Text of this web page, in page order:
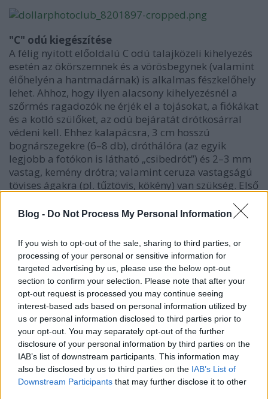
Blog - Do Not Process My Personal Information
If you wish to opt-out of the sale, sharing to third parties, or
processing of your personal or sensitive information for
targeted advertising by us, please use the below opt-out
section to confirm your selection. Please note that after your
opt-out request is processed you may continue seeing
interest-based ads based on personal information utilized by
us or personal information disclosed to third parties prior to
your opt-out. You may separately opt-out of the further
disclosure of your personal information by third parties on the
IAB’s list of downstream participants. This information may
also be disclosed by us to third parties on the IAB’s List of
Downstream Participants that may further disclose it to other
"C" odú kiegészítése
A félig nyitott előoldalú C odú talajközeli kihelyezés
esetén az ökörszemnek és a vörösbegynek (valamint
élőhelyén a hantmadárnak) is alkalmas fészkelőhely
lehet. Ahhoz, hogy ilyen alacsony kihelyezésnél a
szőrmés ragadozók ne érjék el a tojásokat, a fiókákat
és a kotló szülőket, az odú bejáratát drótkosárral
védeni kell. Ehhez kalapácsra, 3 cm hosszú
bognárszegekre (6–8 db), dróthálóra (az egyik
legjobb a fotókon is látható „csibedrót”) és 2–3 mm
vastag, kemény drótra; valamint ceruza vastagságú
tövises ágakra (pl. tűztövis, kökény) van szükség. Első
alakú, zárt keretet. Ezután ezt hajtsuk meg U
oldallapjára fektetjük, a keret a röpnyílás elé
nyúljon ki. Második lépésben a meghajlított
drótvázat az elejével lefelé fektessük a dróthálóra,
majd vágjuk ki a keret beborításához szükséges
részt, amelyhez egy egyenlő oldalú kereszt alakot
kell kapnunk.
A hálókereszt külső végeit ne vágjuk rövidre, jócskán
hagyjunk rá, mert a felesleget később is le tudjuk
vágni, míg a hiányt sokkal macerásabb pótolni. Ezt
követően hajtsuk fel a drótháló oldalait és kötözzük
a keretre. A keret alsó és felső öblénél a hálót